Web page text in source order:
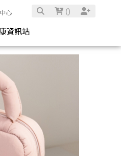
心 ()
資訊站